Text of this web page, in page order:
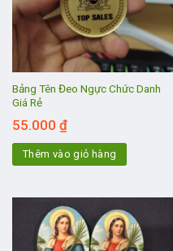
Bảng Tên Đeo Ngực Chức Danh
Giá Rẻ
55.000 ₫
Thêm vào giỏ hàng